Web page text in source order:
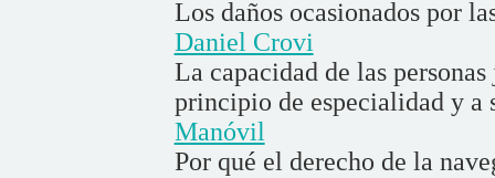
Los daños ocasionados por
Daniel Crovi
La capacidad de las
principio de especialidad y
Manóvil
Por qué el derecho de la